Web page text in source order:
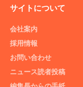
サイトについて
会社案内
採用情報
お問い合わせ
ニュース読者投稿